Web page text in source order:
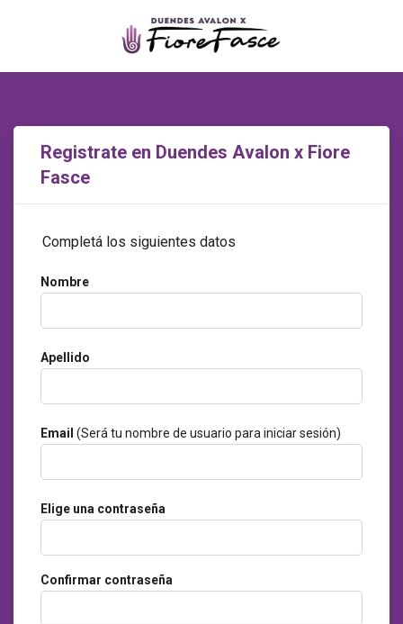
Registrate en Duendes Avalon x Fiore
Fasce
Completá los siguientes datos
Nombre
Apellido
Email (Será tu nombre de usuario para iniciar sesión)
Elige una contraseña
Confirmar contraseña